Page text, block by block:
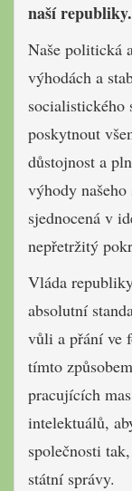
naší republiky.
Naše politická
výhodách a
socialistického
poskytnout
důstojnost a
výhody
sjednocená v
nepřetržitý
Vláda
absolutní
vůli a přání ve
tímto
pracujících
intelektuálů,
společnosti
státní správy.